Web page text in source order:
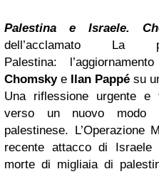
Palestina e Israele.
dell’acclamato La
Palestina:
Chomskye Ilan Pappé su
Una riflessione urgente e
verso un nuovo modo
palestinese. L’Operazione
recente attacco di
morte di migliaia di